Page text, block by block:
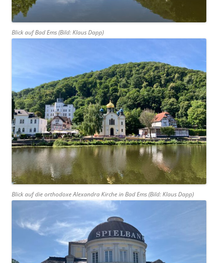
Blick auf Bad Ems (Bild: Klaus Dapp)
Blick auf die orthodoxe Alexandra Kirche in Bad Ems (Bild: Klaus Dapp)